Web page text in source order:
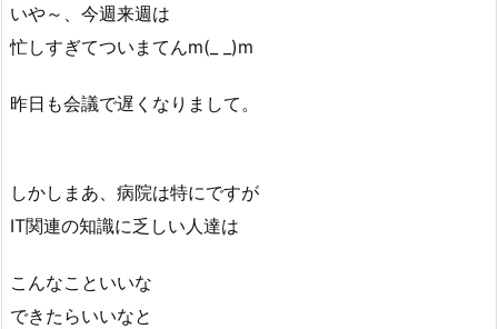
いや～、今週来週は
忙しすぎてついまてんm(_ _)m
昨日も会議で遅くなりまして。
しかしまあ、病院は特にですが
IT関連の知識に乏しい人達は
こんなこといいな
できたらいいなと